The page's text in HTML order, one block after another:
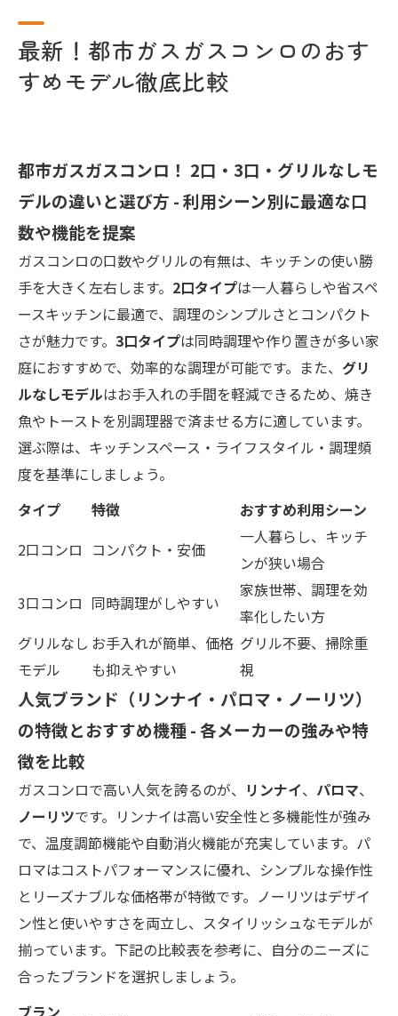
最新！都市ガスガスコンロのおす
すめモデル徹底比較
都市ガスガスコンロ！ 2口・3口・グリルなしモ
デルの違いと選び方 - 利用シーン別に最適な口
数や機能を提案
ガスコンロの口数やグリルの有無は、キッチンの使い勝
手を大きく左右します。 2口タイプは一人暮らしや省スペ
ースキッチンに最適で、調理のシンプルさとコンパクト
さが魅力です。 3口タイプは同時調理や作り置きが多い家
庭におすすめで、効率的な調理が可能です。また、 グリ
ルなしモデルはお手入れの手間を軽減できるため、焼き
魚やトーストを別調理器で済ませる方に適しています。
選ぶ際は、キッチンスペース・ライフスタイル・調理頻
度を基準にしましょう。
タイプ
特徴
おすすめ利用シーン
2口コンロ コンパクト・安価
一人暮らし、キッチ
ンが狭い場合
3口コンロ 同時調理がしやすい
家族世帯、調理を効
率化したい方
グリルなし
モデル
お手入れが簡単、価格
も抑えやすい
グリル不要、掃除重
視
人気ブランド（リンナイ・パロマ・ノーリツ）
の特徴とおすすめ機種 - 各メーカーの強みや特
徴を比較
ガスコンロで高い人気を誇るのが、 リンナイ、 パロマ、
ノーリツです。リンナイは高い安全性と多機能性が強み
で、温度調節機能や自動消火機能が充実しています。パ
ロマはコストパフォーマンスに優れ、シンプルな操作性
とリーズナブルな価格帯が特徴です。ノーリツはデザイ
ン性と使いやすさを両立し、スタイリッシュなモデルが
揃っています。下記の比較表を参考に、自分のニーズに
合ったブランドを選択しましょう。
ブラン